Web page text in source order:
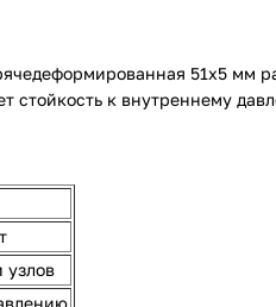
51х5 мм
к внутреннему
узлов